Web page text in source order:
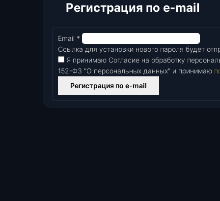
Регистрация по e-mail
Email *
Ссылка для установки нового пароля будет
Я принимаю Согласие на обработку
152-Ф3 "О персональных данных" и принимаю
Регистрация по e-mail